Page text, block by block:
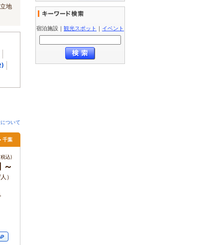
地
ついて
千葉
込)
～
）
宿泊施設 ｜ 観光スポット ｜ イベント